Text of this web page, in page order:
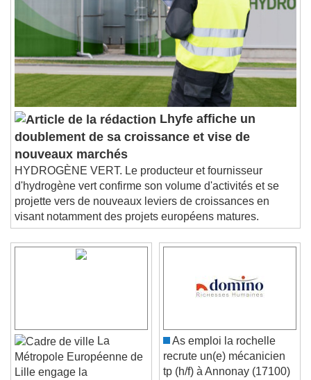
Lhyfe affiche un
doublement de sa croissance et vise de
nouveaux marchés
HYDROGÈNE VERT. Le producteur et fournisseur
d'hydrogène vert confirme son volume d'activités et se
projette vers de nouveaux leviers de croissances en
visant notamment des projets européens matures.
La
Métropole Européenne de
Lille engage la
As emploi la rochelle
recrute un(e) mécanicien
tp (h/f) à Annonay (17100)